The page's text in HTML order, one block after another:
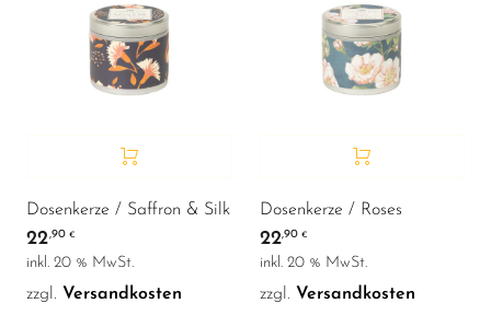
Dosenkerze / Saffron & Silk
22,90 €
inkl. 20 % MwSt.
zzgl. Versandkosten
Dosenkerze / Roses
22,90€
inkl. 20 % MwSt.
zzgl. Versandkosten